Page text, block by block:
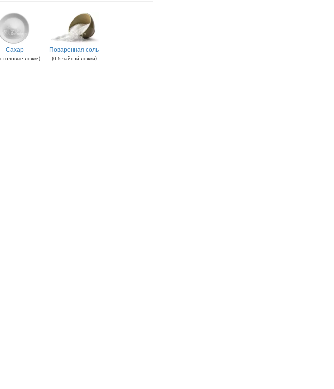
Сахар
столовые ложки)
Поваренная соль
(0.5 чайной ложки)